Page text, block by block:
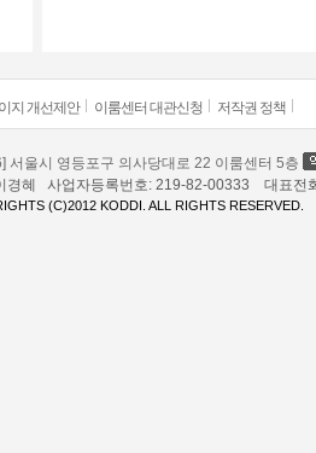
지 개선제안 이룸센터 대관신청 저작권 정책
서울시 영등포구 의사당대로 22 이룸센터 5층
경혜 사업자등록번호: 219-82-00333 대표
(C)2012 KODDI. ALL RIGHTS RESERVED.